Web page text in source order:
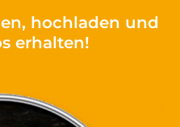
hochladen und
erhalten!